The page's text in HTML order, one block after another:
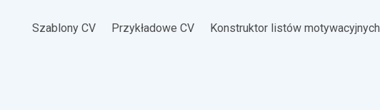
Szablony CV Przykładowe CV Konstruktor listów motywacyjnych